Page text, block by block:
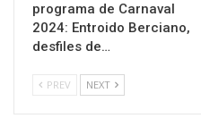
programa de Carnaval
2024: Entroido Berciano,
desfiles de…
PREV NEXT